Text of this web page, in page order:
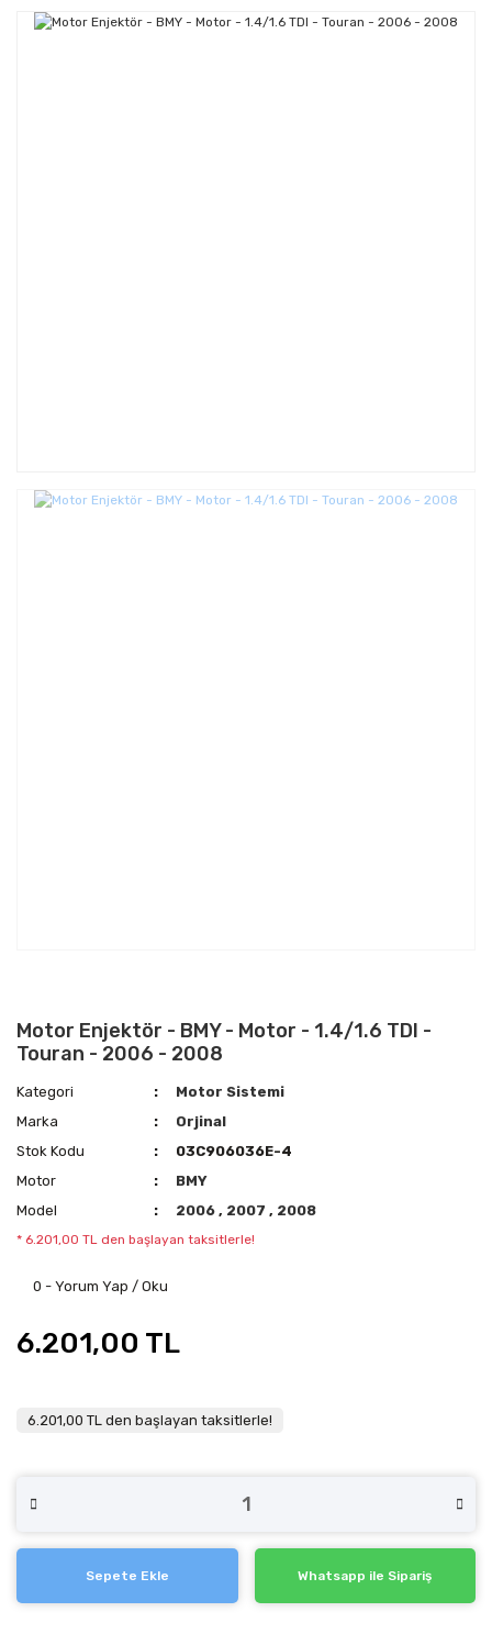
Motor Enjektör - BMY - Motor - 1.4/1.6 TDI -
Touran - 2006 - 2008
Kategori
Motor Sistemi
Marka
Orjinal
Stok Kodu
03C906036E-4
Motor
BMY
Model
2006, 2007, 2008
* 6.201,00 TL den başlayan taksitlerle!
0 - Yorum Yap / Oku
6.201,00 TL
6.201,00 TL den başlayan taksitlerle!
Sepete Ekle Whatsapp ile Sipariş